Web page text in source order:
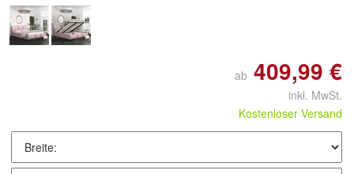
ab 409,99 €
inkl. MwSt.
Kostenloser Versand